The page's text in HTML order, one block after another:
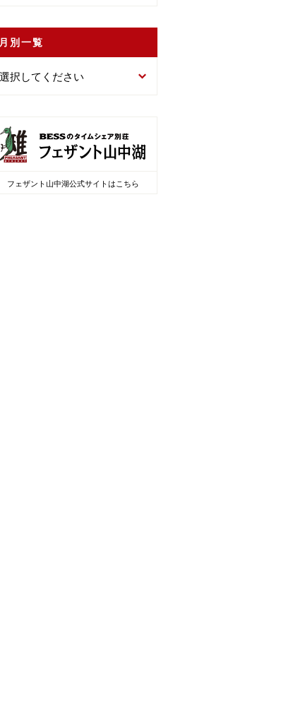
月別一覧
フェザント山中湖公式サイトはこちら